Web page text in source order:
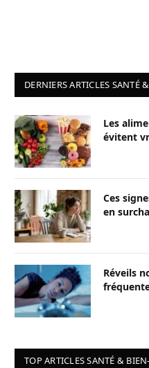
DERNIERS ARTICLES SANTÉ
Les
évitent
Ces
en
Réveils
TOP ARTICLES SANTÉ &